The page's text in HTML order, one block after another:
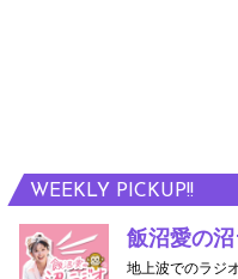
WEEKLY PICKUP!!
飯沼愛の
地上波でのラジ